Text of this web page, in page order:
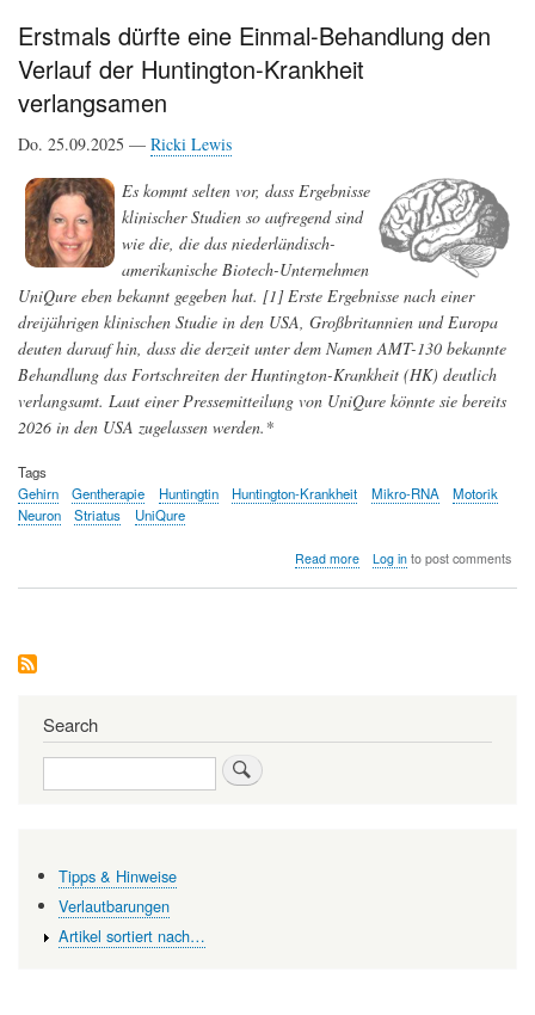
Erstmals dürfte eine Einmal-Behandlung den
Verlauf der Huntington-Krankheit
verlangsamen
Do. 25.09.2025 — Ricki Lewis
Es kommt selten vor, dass Ergebnisse
klinischer Studien so aufregend sind
wie die, die das niederländisch-
amerikanische Biotech-Unternehmen
UniQure eben bekannt gegeben hat. [1] Erste Ergebnisse nach einer
dreijährigen klinischen Studie in den USA, Großbritannien und Europa
deuten darauf hin, dass die derzeit unter dem Namen AMT-130 bekannte
Behandlung das Fortschreiten der Huntington-Krankheit (HK) deutlich
verlangsamt. Laut einer Pressemitteilung von UniQure könnte sie bereits
2026 in den USA zugelassen werden.*
Tags
Gehirn
Gentherapie Huntingtin Huntington-Krankheit Mikro-RNA
Motorik
Neuron
Striatus UniQure
Read moreabout
Huntington-
Log into post comments
Search
Search
Tipps & Hinweise
Verlautbarungen
Artikel sortiert nach…